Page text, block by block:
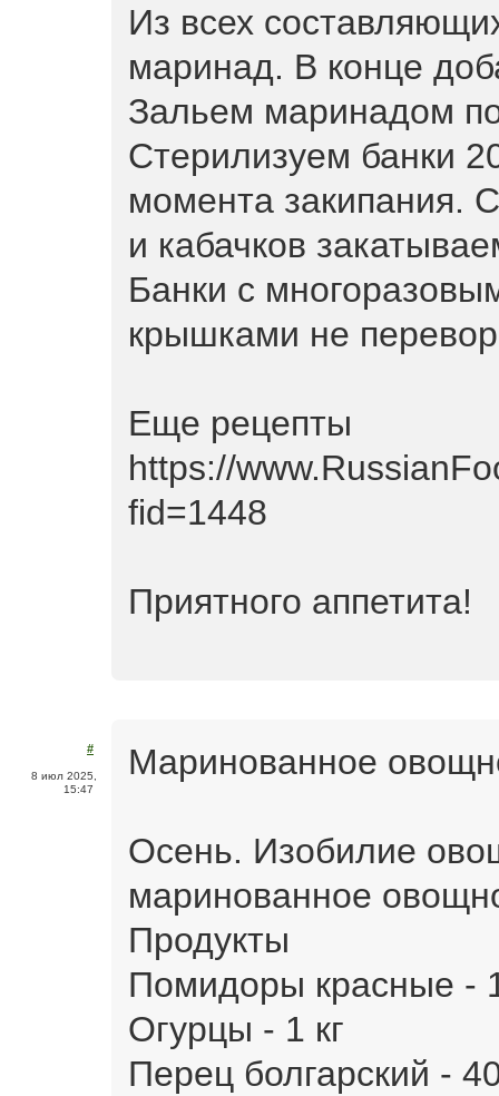
Из всех
маринад. В конце
Зальем маринадом
Стерилизуем банки
момента закипания.
и кабачков
Банки с
крышками не
Еще рецепты
https://
fid=1448
Приятного аппетита!
#
8 июл 2025,
15:47
Маринованное
Осень. Изобилие
маринованное
Продукты
Помидоры красные -
Огурцы - 1 кг
Перец болгарский -